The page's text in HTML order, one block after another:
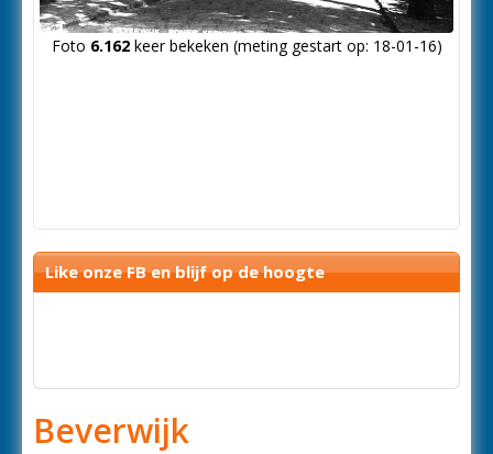
Foto 6.162keer bekeken (meting gestart op: 18-01-16)
Like onze FB en blijf op de hoogte
Beverwijk